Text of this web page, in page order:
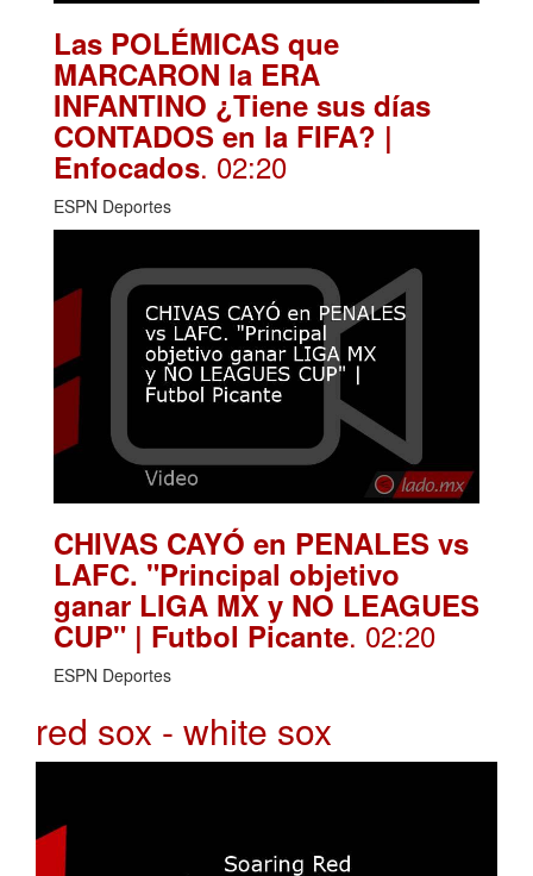
Las POLÉMICAS que
MARCARON la ERA
INFANTINO ¿Tiene sus días
CONTADOS en la FIFA? |
Enfocados. 02:20
ESPN Deportes
CHIVAS CAYÓ en PENALES vs
LAFC. "Principal objetivo
ganar LIGA MX y NO LEAGUES
CUP" | Futbol Picante. 02:20
ESPN Deportes
red sox - white sox